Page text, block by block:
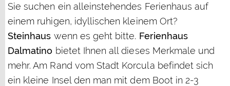
Sie suchen ein alleinstehendes Ferienhaus auf
einem ruhigen, idyllischen kleinem Ort?
Steinhaus wenn es geht bitte. Ferienhaus
Dalmatino bietet Ihnen all dieses Merkmale und
mehr. Am Rand vom Stadt Korcula befindet sich
ein kleine Insel den man mit dem Boot in 2-3